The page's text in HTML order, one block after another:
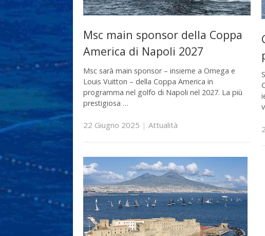
Msc main sponsor della Coppa
America di Napoli 2027
Msc sarà main sponsor – insieme a Omega e
Louis Vuitton – della Coppa America in
programma nel golfo di Napoli nel 2027. La più
prestigiosa …
22 Giugno 2025 | Attualità